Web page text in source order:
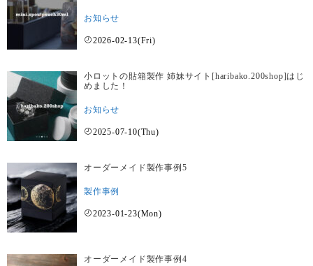
お知らせ
2026-02-13(Fri)
小ロットの貼箱製作 姉妹サイト[haribako.200shop]はじ
めました！
お知らせ
2025-07-10(Thu)
オーダーメイド製作事例5
製作事例
2023-01-23(Mon)
オーダーメイド製作事例4